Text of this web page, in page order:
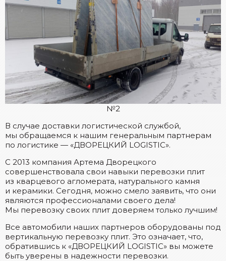
№2
В случае доставки логистической службой,
мы обращаемся к нашим генеральным партнерам
по логистике — «ДВОРЕЦКИЙ LOGISTIC».
С 2013 компания Артема Дворецкого
совершенствовала свои навыки перевозки плит
из кварцевого агломерата, натурального камня
и керамики. Сегодня, можно смело заявить, что они
являются профессионалами своего дела!
Мы перевозку своих плит доверяем только лучшим!
Все автомобили наших партнеров оборудованы под
вертикальную перевозку плит. Это означает, что,
обратившись к «ДВОРЕЦКИЙ LOGISTIC» вы можете
быть уверены в надежности перевозки.